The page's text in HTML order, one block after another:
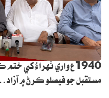
1940ع واري ٺهراءُ کي
مستقبل جو فيصلو ڪرڻ ۾